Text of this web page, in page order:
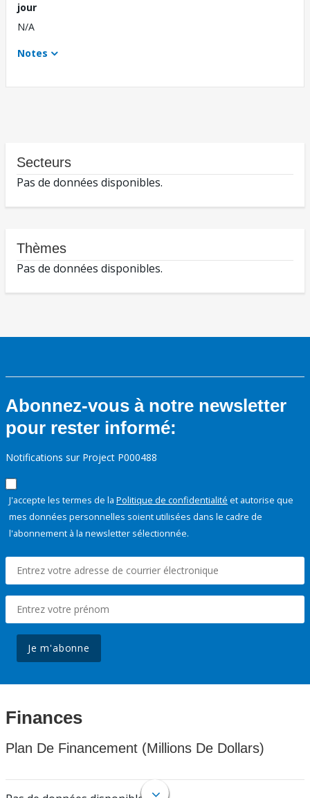
jour
N/A
Notes
Secteurs
Pas de données disponibles.
Thèmes
Pas de données disponibles.
Abonnez-vous à notre newsletter
pour rester informé:
Notifications sur Project P000488
J'accepte les termes de la Politique de confidentialité et autorise que
mes données personnelles soient utilisées dans le cadre de
l'abonnement à la newsletter sélectionnée.
Je m'abonne
Finances
Plan De Financement (Millions De Dollars)